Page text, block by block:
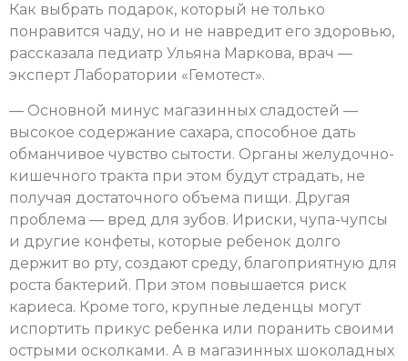
Как выбрать подарок, который не только
понравится чаду, но и не навредит его здоровью,
рассказала педиатр Ульяна Маркова, врач —
эксперт Лаборатории «Гемотест».
— Основной минус магазинных сладостей —
высокое содержание сахара, способное дать
обманчивое чувство сытости. Органы желудочно-
кишечного тракта при этом будут страдать, не
получая достаточного объема пищи. Другая
проблема — вред для зубов. Ириски, чупа-чупсы
и другие конфеты, которые ребенок долго
держит во рту, создают среду, благоприятную для
роста бактерий. При этом повышается риск
кариеса. Кроме того, крупные леденцы могут
испортить прикус ребенка или поранить своими
острыми осколками. А в магазинных шоколадных